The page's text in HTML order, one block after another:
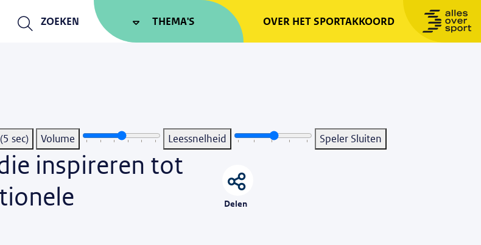
ZOEKEN THEMA'S OVER HET SPORTAKKOORD
Vooruitspringen (5 sec) Volume Leessnelheid Speler Sluiten
inspireren tot
Delen